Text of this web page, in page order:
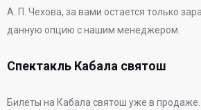
А. П. Чехова, за вами остается только
данную опцию с нашим менеджером.
Спектакль Кабала святош
Билеты на Кабала святош уже в продаже.